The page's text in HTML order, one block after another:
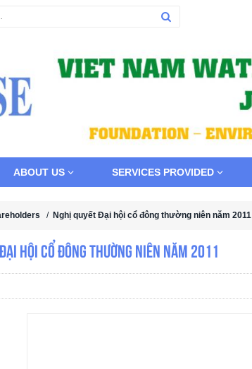
ABOUT US SERVICES PROVIDED
/ Nghị quyết Đại hội cổ đông thường niên năm 2011
hội cổ đông thường niên năm 2011